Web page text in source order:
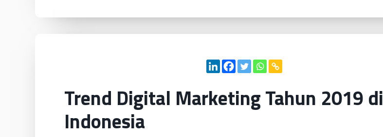
Trend Digital Marketing Tahun 2019 di
Indonesia